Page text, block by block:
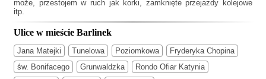
może, przestojem w ruch jak korki, zamknięte przejazdy kolejowe
itp.
Ulice w mieście Barlinek
Jana Matejki Tunelowa Poziomkowa
Fryderyka Chopina
św. Bonifacego
Grunwaldzka
Rondo Ofiar Katynia